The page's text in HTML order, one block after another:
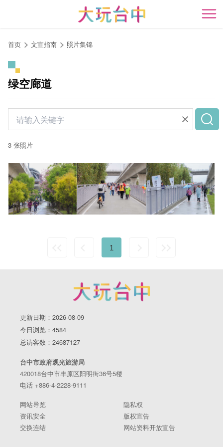
开
首页 文宣指南 照片集锦
绿空廊道
3 张照片
1
更新日期：2026-08-09
今日浏览：4584
总访客数：24687127
台中市政府观光旅游局
420018台中市丰原区阳明街36号5楼
电话 +886-4-2228-9111
网站导览
隐私权
资讯安全
版权宣告
交换连结
网站资料开放宣告